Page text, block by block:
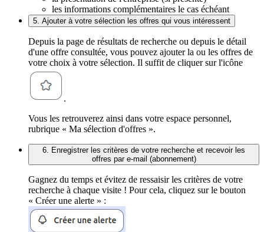
les informations complémentaires le cas échéant
5. Ajouter à votre sélection les offres qui vous intéressent
Depuis la page de résultats de recherche ou depuis le détail
d'une offre consultée, vous pouvez ajouter la ou les offres de
votre choix à votre sélection. Il suffit de cliquer sur l'icône
.
Vous les retrouverez ainsi dans votre espace personnel,
rubrique « Ma sélection d'offres ».
6. Enregistrer les critères de votre recherche et recevoir les
offres par e-mail (abonnement)
Gagnez du temps et évitez de ressaisir les critères de votre
recherche à chaque visite ! Pour cela, cliquez sur le bouton
« Créer une alerte » :